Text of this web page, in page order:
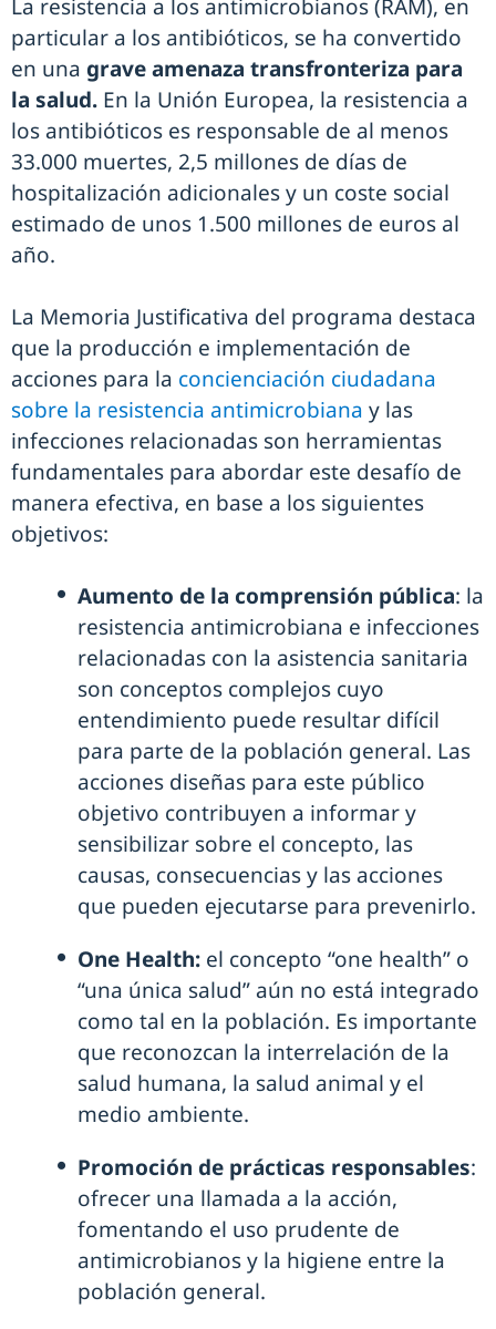
La resistencia a los antimicrobianos (RAM), en
particular a los antibióticos, se ha convertido
en una grave amenaza transfronteriza para
la salud. En la Unión Europea, la resistencia a
los antibióticos es responsable de al menos
33.000 muertes, 2,5 millones de días de
hospitalización adicionales y un coste social
estimado de unos 1.500 millones de euros al
año.
La Memoria Justificativa del programa destaca
que la producción e implementación de
acciones para la concienciación ciudadana
sobre la resistencia antimicrobiana y las
infecciones relacionadas son herramientas
fundamentales para abordar este desafío de
manera efectiva, en base a los siguientes
objetivos:
Aumento de la comprensión pública: la
resistencia antimicrobiana e infecciones
relacionadas con la asistencia sanitaria
son conceptos complejos cuyo
entendimiento puede resultar difícil
para parte de la población general. Las
acciones diseñas para este público
objetivo contribuyen a informar y
sensibilizar sobre el concepto, las
causas, consecuencias y las acciones
que pueden ejecutarse para prevenirlo.
One Health: el concepto “one health” o
“una única salud” aún no está integrado
como tal en la población. Es importante
que reconozcan la interrelación de la
salud humana, la salud animal y el
medio ambiente.
Promoción de prácticas responsables:
ofrecer una llamada a la acción,
fomentando el uso prudente de
antimicrobianos y la higiene entre la
población general.